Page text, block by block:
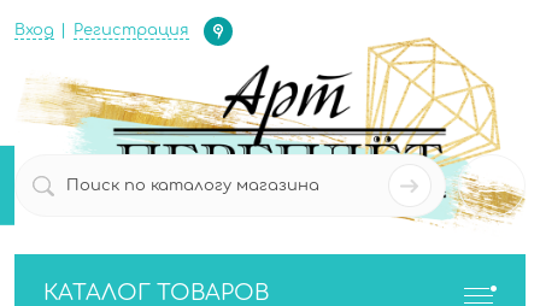
Вход Регистрация
Определение
0
КАТАЛОГ ТОВАРОВ